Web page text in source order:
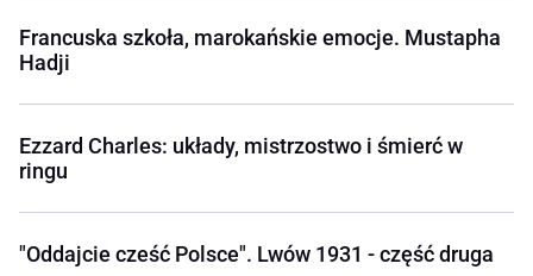
Francuska szkoła, marokańskie emocje. Mustapha
Hadji
Ezzard Charles: układy, mistrzostwo i śmierć w
ringu
"Oddajcie cześć Polsce". Lwów 1931 - część druga